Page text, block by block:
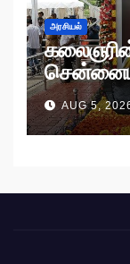
அரசியல்
பேரணி!
AUG 5,